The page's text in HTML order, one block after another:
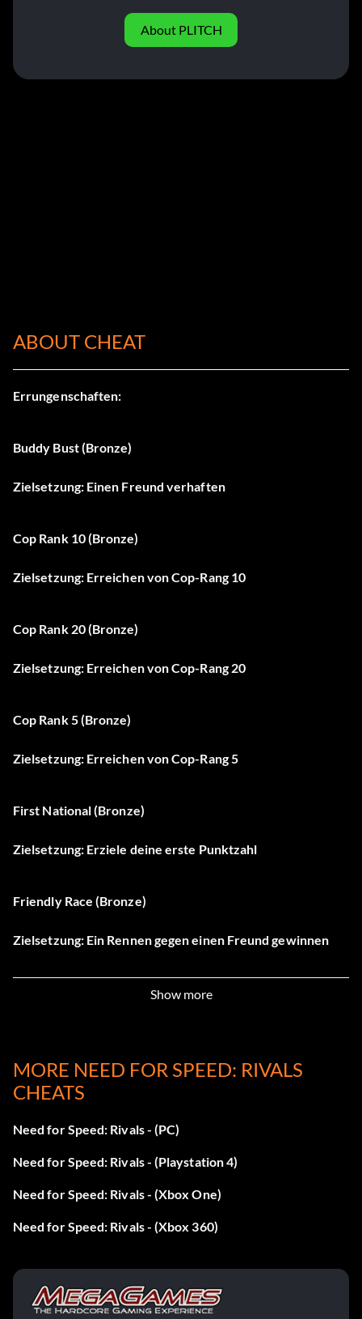
About PLITCH
ABOUT CHEAT
Errungenschaften:
Buddy Bust (Bronze)
Zielsetzung: Einen Freund verhaften
Cop Rank 10 (Bronze)
Zielsetzung: Erreichen von Cop-Rang 10
Cop Rank 20 (Bronze)
Zielsetzung: Erreichen von Cop-Rang 20
Cop Rank 5 (Bronze)
Zielsetzung: Erreichen von Cop-Rang 5
First National (Bronze)
Zielsetzung: Erziele deine erste Punktzahl
Friendly Race (Bronze)
Zielsetzung: Ein Rennen gegen einen Freund gewinnen
Lcnce n Rgstrtn pls (Bronze)
Racer Rank 10 (Bronze)
Zielsetzung: Erreichen von Rennfahrer-Rang 10
Racer Rank 20 (Bronze)
Zielsetzung: Erreichen von Rennfahrer-Rang 5
Show more
MORE NEED FOR SPEED: RIVALS
CHEATS
Need for Speed: Rivals - (PC)
Need for Speed: Rivals - (Playstation 4)
Need for Speed: Rivals - (Xbox One)
Need for Speed: Rivals - (Xbox 360)